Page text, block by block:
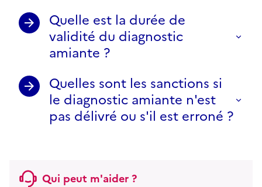
Quelle est la durée de
validité du diagnostic
amiante ?
Quelles sont les sanctions si
le diagnostic amiante n'est
pas délivré ou s'il est erroné ?
Qui peut m'aider ?